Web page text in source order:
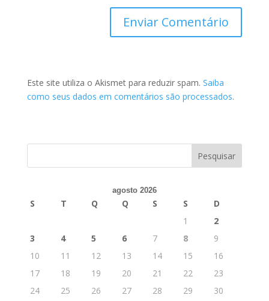
Este site utiliza o Akismet para reduzir spam. Saiba
como seus dados em comentários são processados.
agosto 2026
S T Q Q S S
D
1
2
3
4 5 6 7 8
9
10
11 12 13 14 15
16
17
18 19 20 21 22
23
24
25 26 27 28 29
30